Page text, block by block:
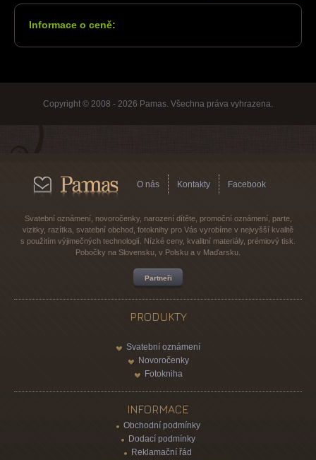
Informace o ceně:
Copyright © 2008 - 2026 Pamas. Všechna práva vyhrazena.
O nás Kontakty Facebook
Svatební oznámení, novoročenky, narození dítěte, promoční oznámení, parte,
vizitky, razítka, svatební obchod, fotoknihy pro Vás vyrobíme v nejvyšší kvalitě
s použitím výjimečných technologií. Nízké ceny, kvalitní materiály, prémiový tisk.
Pobočky na Slovensku, v Polsku a v Maďarsku.
Partneři
PRODUKTY
Svatební oznámení
Novoročenky
Fotokniha
INFORMACE
Obchodní podmínky
Dodací podmínky
Reklamační řád